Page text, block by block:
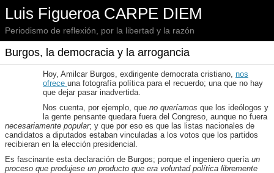
Luis Figueroa CARPE DIEM
Periodismo de reflexión, por la libertad y la razón
Burgos, la democracia y la arrogancia
Hoy, Amilcar Burgos, exdirigente democrata cristiano, nos
ofrece una fotografía política para el recuerdo; una que no hay
que dejar pasar inadvertida.
Nos cuenta, por ejemplo, que no queríamos que los ideólogos y
la gente pensante quedara fuera del Congreso, aunque no fuera
necesariamente popular; y que por eso es que las listas nacionales de
candidatos a diputados estaban vinculadas a los votos que los partidos
recibieran en la elección presidencial.
Es fascinante esta declaración de Burgos; porque el ingeniero queríaun
proceso que produjese un producto que era voluntad política libremente